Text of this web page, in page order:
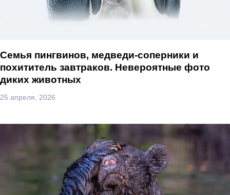
Семья пингвинов, медведи-соперники и
похититель завтраков. Невероятные фото
диких животных
25 апреля, 2026